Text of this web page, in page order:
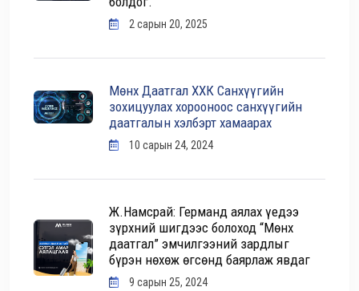
2 сарын 20, 2025
Мөнх Даатгал ХХК Санхүүгийн
зохицуулах хорооноос санхүүгийн
даатгалын хэлбэрт хамаарах
10 сарын 24, 2024
Ж.Намсрай: Германд аялах үедээ
зүрхний шигдээс болоход “Мөнх
даатгал” эмчилгээний зардлыг
бүрэн нөхөж өгсөнд баярлаж явдаг
9 сарын 25, 2024